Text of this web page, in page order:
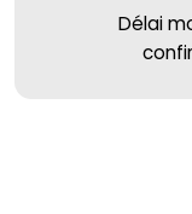
Délai